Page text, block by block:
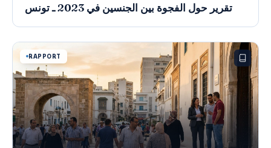
تقرير حول الفجوة بين الجنسين في 2023 ـ تونس
RAPPORT